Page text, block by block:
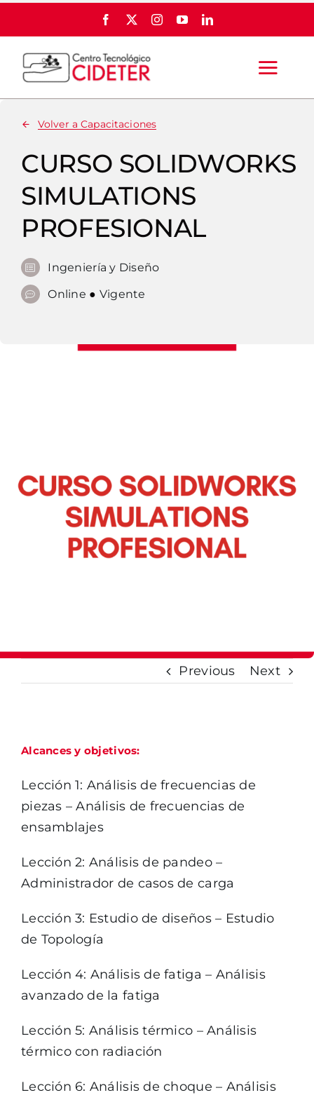
to
content
INICIO
QUIÉNES SOMOS
SOCIOS
SERVICIOS
Volver a Capacitaciones
CURSO SOLIDWORKS
SIMULATIONS
PROFESIONAL
Ingeniería y Diseño
Online ● Vigente
Previous Next
Alcances y objetivos:
Lección 1: Análisis de frecuencias de
piezas – Análisis de frecuencias de
ensamblajes
Lección 2: Análisis de pandeo –
Administrador de casos de carga
Lección 3: Estudio de diseños – Estudio
de Topología
Lección 4: Análisis de fatiga – Análisis
avanzado de la fatiga
Lección 5: Análisis térmico – Análisis
térmico con radiación
Lección 6: Análisis de choque – Análisis